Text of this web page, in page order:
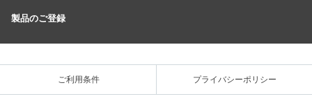
製品のご登録
ご利用条件 プライバシーポリシー